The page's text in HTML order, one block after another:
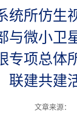
统所仿生
与微小卫
专项总体
联建共建
文章来源：